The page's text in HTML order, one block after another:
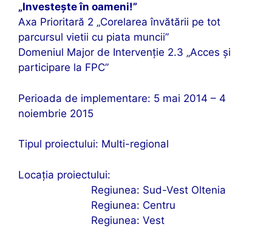
„Investește în oameni!”
Axa Prioritară 2 „Corelarea învătării pe tot
parcursul vietii cu piata muncii”
Domeniul Major de Intervenție 2.3 „Acces și
participare la FPC”
Perioada de implementare: 5 mai 2014 – 4
noiembrie 2015
Tipul proiectului: Multi-regional
Locația proiectului:
Regiunea: Sud-Vest Oltenia
Regiunea: Centru
Regiunea: Vest